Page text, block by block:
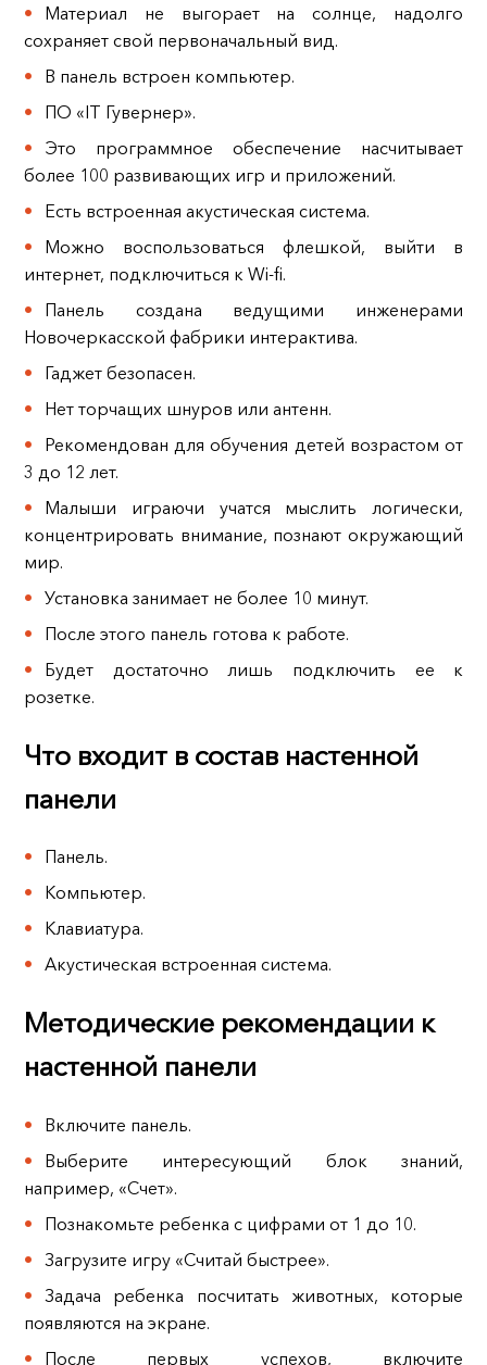
Материал не выгорает на солнце, надолго
сохраняет свой первоначальный вид.
В панель встроен компьютер.
ПО «IT Гувернер».
Это программное обеспечение насчитывает
более 100 развивающих игр и приложений.
Есть встроенная акустическая система.
Можно воспользоваться флешкой, выйти в
интернет, подключиться к Wi-fi.
Панель создана ведущими инженерами
Новочеркасской фабрики интерактива.
Гаджет безопасен.
Нет торчащих шнуров или антенн.
Рекомендован для обучения детей возрастом от
3 до 12 лет.
Малыши играючи учатся мыслить логически,
концентрировать внимание, познают окружающий
мир.
Установка занимает не более 10 минут.
После этого панель готова к работе.
Будет достаточно лишь подключить ее к
розетке.
Что входит в состав настенной
панели
Панель.
Компьютер.
Клавиатура.
Акустическая встроенная система.
Методические рекомендации к
настенной панели
Включите панель.
Выберите интересующий блок знаний,
например, «Счет».
Познакомьте ребенка с цифрами от 1 до 10.
Загрузите игру «Считай быстрее».
Задача ребенка посчитать животных, которые
появляются на экране.
После первых успехов, включите